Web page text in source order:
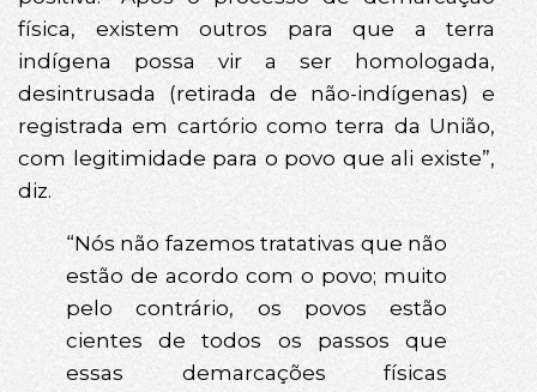
física, existem outros para que a terra
indígena possa vir a ser homologada,
desintrusada (retirada de não-indígenas) e
registrada em cartório como terra da União,
com legitimidade para o povo que ali existe”,
diz.
“Nós não fazemos tratativas que não
estão de acordo com o povo; muito
pelo contrário, os povos estão
cientes de todos os passos que
essas demarcações físicas